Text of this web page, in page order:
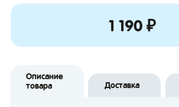
1 190 ₽
Описание
товара
Доставка